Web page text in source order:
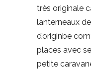
très originale
lanterneaux
d’originbe
places avec
petite